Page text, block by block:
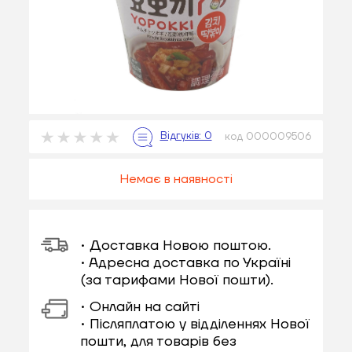
код 000009506
Немає в наявності
• Доставка Новою поштою.
• Адресна доставка по Україні
(за тарифами Нової пошти).
• Онлайн на сайті
• Післяплатою у відділеннях Нової
пошти, для товарів без